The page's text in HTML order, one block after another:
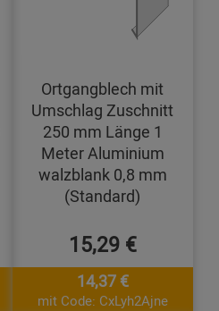
Ortgangblech mit
Umschlag Zuschnitt
250 mm Länge 1
Meter Aluminium
walzblank 0,8 mm
(Standard)
15,29 €
14,37 €
mit Code: CxLyh2Ajne